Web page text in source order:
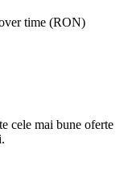
time (RON)
cele mai bune oferte